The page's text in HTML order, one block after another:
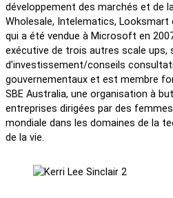
développement des marchés et de
Wholesale, Intelematics,
qui a été vendue à Microsoft en
exécutive de trois autres scale ups,
d'investissement/conseils
gouvernementaux et est membre
SBE Australia, une organisation à
entreprises dirigées par des
mondiale dans les domaines de la
de la vie.